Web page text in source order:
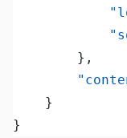
		},
	}
}